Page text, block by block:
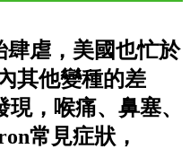
肆虐，美國也忙於
其他變種的差
，喉痛、鼻塞、
常見症狀，